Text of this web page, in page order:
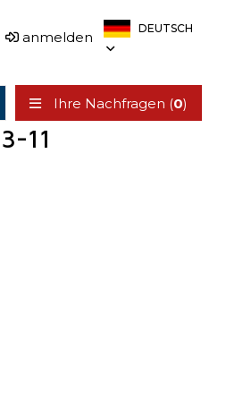
anmelden
DEUTSCH
Ihre Nachfragen (0)
11